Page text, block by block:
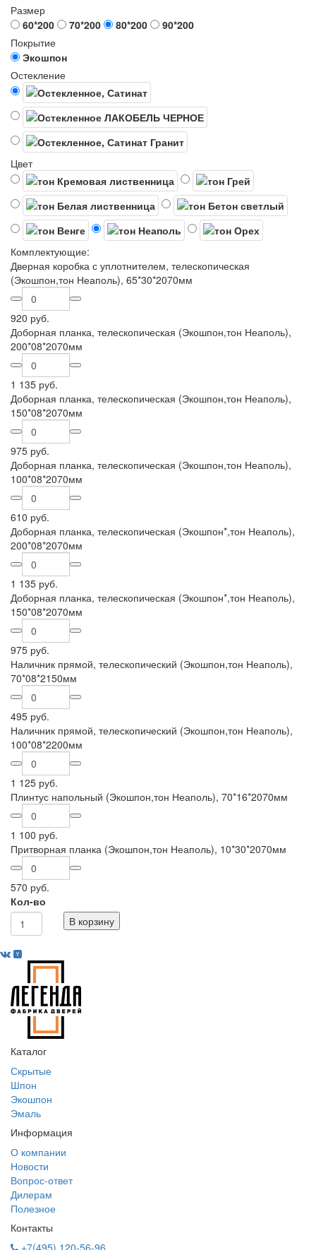
Размер
60*200
70*200 80*200
90*200
Покрытие
Экошпон
Остекление
Цвет
Комплектующие:
Дверная коробка с уплотнителем, телескопическая
(Экошпон,тон Неаполь), 65*30*2070мм
920 руб.
Доборная планка, телескопическая (Экошпон,тон Неаполь),
200*08*2070мм
1 135 руб.
Доборная планка, телескопическая (Экошпон,тон Неаполь),
150*08*2070мм
975 руб.
Доборная планка, телескопическая (Экошпон,тон Неаполь),
100*08*2070мм
610 руб.
Доборная планка, телескопическая (Экошпон*,тон Неаполь),
200*08*2070мм
1 135 руб.
Доборная планка, телескопическая (Экошпон*,тон Неаполь),
150*08*2070мм
975 руб.
Наличник прямой, телескопический (Экошпон,тон Неаполь),
70*08*2150мм
495 руб.
Наличник прямой, телескопический (Экошпон,тон Неаполь),
100*08*2200мм
1 125 руб.
Плинтус напольный (Экошпон,тон Неаполь), 70*16*2070мм
1 100 руб.
Притворная планка (Экошпон,тон Неаполь), 10*30*2070мм
570 руб.
Кол-во
В корзину
Каталог
Скрытые
Шпон
Экошпон
Эмаль
Информация
О компании
Новости
Вопрос-ответ
Дилерам
Полезное
Контакты
+7(495) 120-56-96